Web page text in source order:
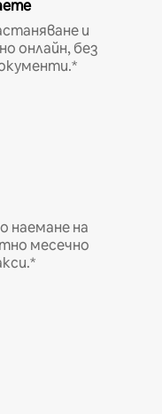
и
онлайн, без
наемане на
месечно